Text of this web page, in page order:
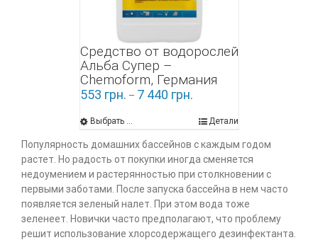
Средство от водорослей
Альба Супер –
Chemoform, Германия
553 грн. – 7 440 грн.
Выбрать ... Детали
Популярность домашних бассейнов с каждым годом
растет. Но радость от покупки иногда сменяется
недоумением и растерянностью при столкновении с
первыми заботами. После запуска бассейна в нем часто
появляется зеленый налет. При этом вода тоже
зеленеет. Новички часто предполагают, что проблему
решит использование хлорсодержащего дезинфектанта.